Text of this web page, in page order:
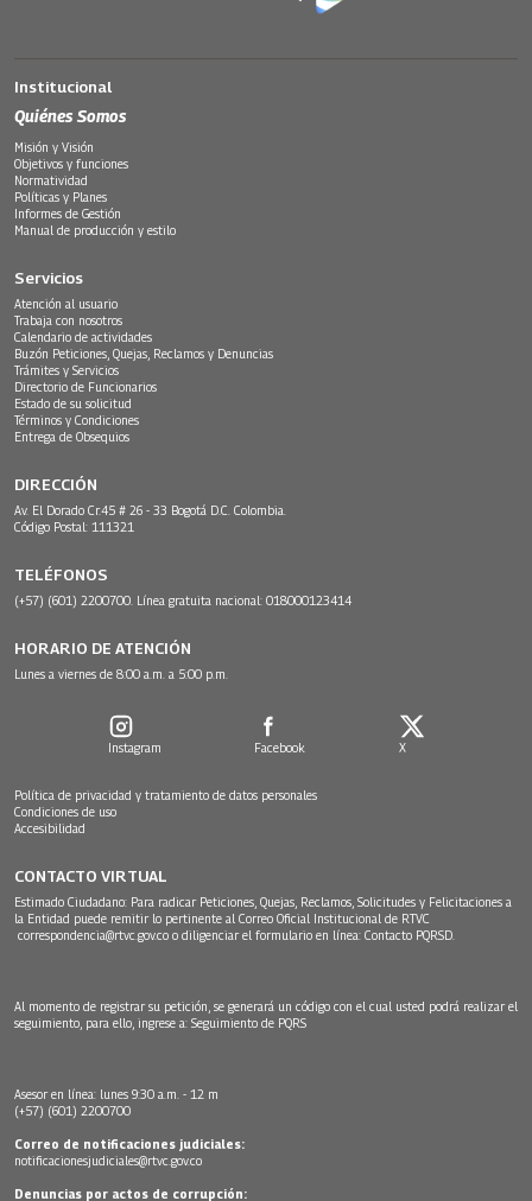
Institucional
Quiénes Somos
Misión y Visión
Objetivos y funciones
Normatividad
Políticas y Planes
Informes de Gestión
Manual de producción y estilo
Servicios
Atención al usuario
Trabaja con nosotros
Calendario de actividades
Buzón Peticiones, Quejas, Reclamos y Denuncias
Trámites y Servicios
Directorio de Funcionarios
Estado de su solicitud
Términos y Condiciones
Entrega de Obsequios
DIRECCIÓN
Av. El Dorado Cr.45 # 26 - 33 Bogotá D.C. Colombia.
Código Postal: 111321
TELÉFONOS
(+57) (601) 2200700. Línea gratuita nacional: 018000123414
HORARIO DE ATENCIÓN
Lunes a viernes de 8:00 a.m. a 5:00 p.m.
Instagram Facebook X
Política de privacidad y tratamiento de datos personales
Condiciones de uso
Accesibilidad
CONTACTO VIRTUAL
Estimado Ciudadano: Para radicar Peticiones, Quejas, Reclamos, Solicitudes y Felicitaciones a
la Entidad puede remitir lo pertinente al Correo Oficial Institucional de RTVC
correspondencia@rtvc.gov.co o diligenciar el formulario en línea: Contacto PQRSD.
Al momento de registrar su petición, se generará un código con el cual usted podrá realizar el
seguimiento, para ello, ingrese a: Seguimiento de PQRS
Asesor en línea: lunes 9:30 a.m. - 12 m
(+57) (601) 2200700
Correo de notificaciones judiciales:
notificacionesjudiciales@rtvc.gov.co
Denuncias por actos de corrupción: